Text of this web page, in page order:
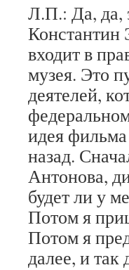
Л.П.: Да, да,
Константин
входит в
музея. Это
деятелей,
идея
назад.
Антонова,
будет ли у
Потом я
Потом я
далее, и так